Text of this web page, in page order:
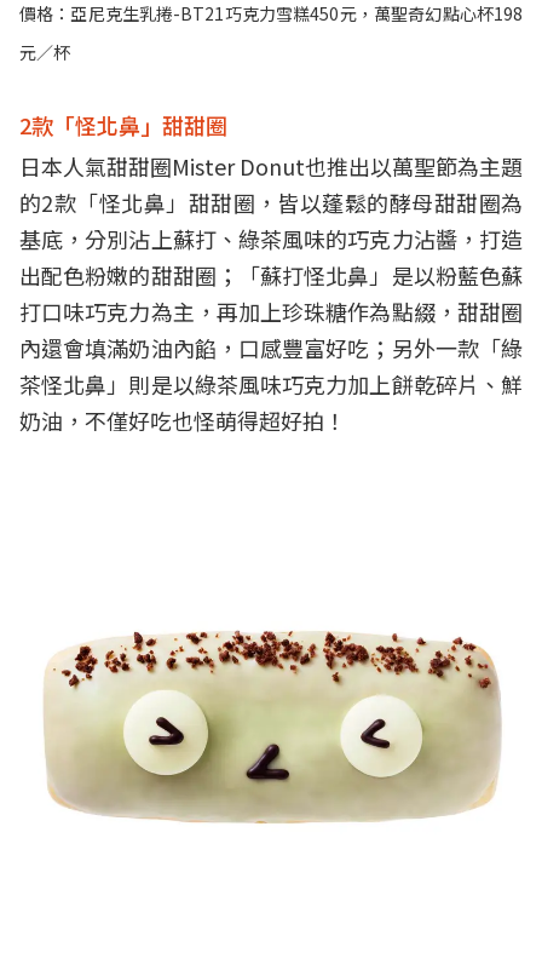
價格：亞尼克生乳捲-BT21巧克力雪糕450元，萬聖奇幻點心杯198
元／杯
2款「怪北鼻」甜甜圈
日本人氣甜甜圈Mister Donut也推出以萬聖節為主題
的2款「怪北鼻」甜甜圈，皆以蓬鬆的酵母甜甜圈為
基底，分別沾上蘇打、綠茶風味的巧克力沾醬，打造
出配色粉嫩的甜甜圈；「蘇打怪北鼻」是以粉藍色蘇
打口味巧克力為主，再加上珍珠糖作為點綴，甜甜圈
內還會填滿奶油內餡，口感豐富好吃；另外一款「綠
茶怪北鼻」則是以綠茶風味巧克力加上餅乾碎片、鮮
奶油，不僅好吃也怪萌得超好拍！